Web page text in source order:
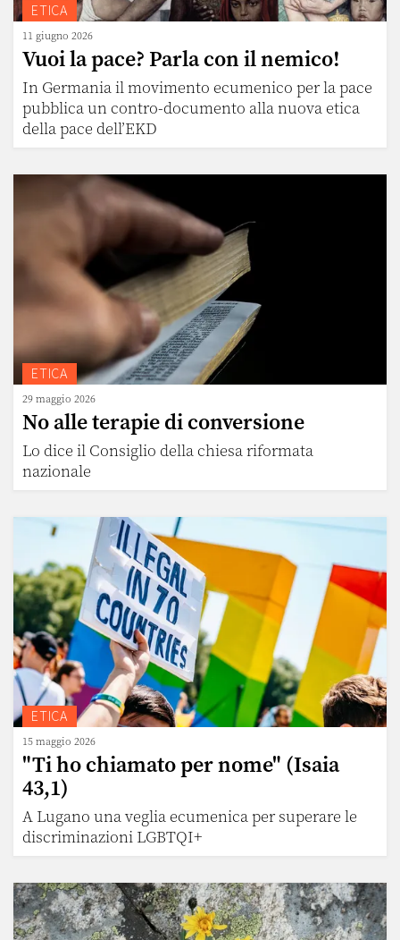
ETICA
11 giugno 2026
Vuoi la pace? Parla con il nemico!
In Germania il movimento ecumenico per la pace
pubblica un contro-documento alla nuova etica
della pace dell’EKD
ETICA
29 maggio 2026
No alle terapie di conversione
Lo dice il Consiglio della chiesa riformata
nazionale
ETICA
15 maggio 2026
"Ti ho chiamato per nome" (Isaia
43,1)
A Lugano una veglia ecumenica per superare le
discriminazioni LGBTQI+